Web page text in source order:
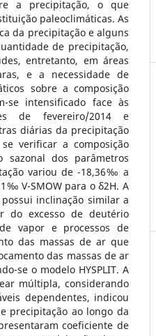
a precipitação, o que
paleoclimáticas. As
da precipitação e alguns
de precipitação,
entretanto, em áreas
e a necessidade de
sobre a composição
se intensificado face às
de fevereiro/2014 e
diárias da precipitação
verificar a composição
sazonal dos parâmetros
variou de -18,36‰ a
V-SMOW para o δ2H. A
inclinação similar a
do excesso de deutério
vapor e processos de
das massas de ar que
das massas de ar
se o modelo HYSPLIT. A
múltipla, considerando
dependentes, indicou
precipitação ao longo da
coeficiente de